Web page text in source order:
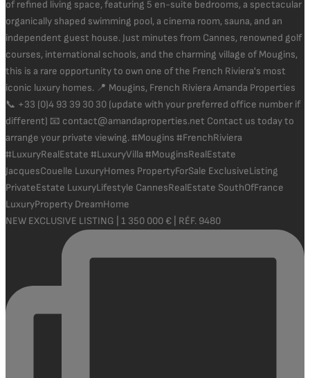
NEW EXCLUSIVE LISTING | 1 350 000 € | RÉF. 9480